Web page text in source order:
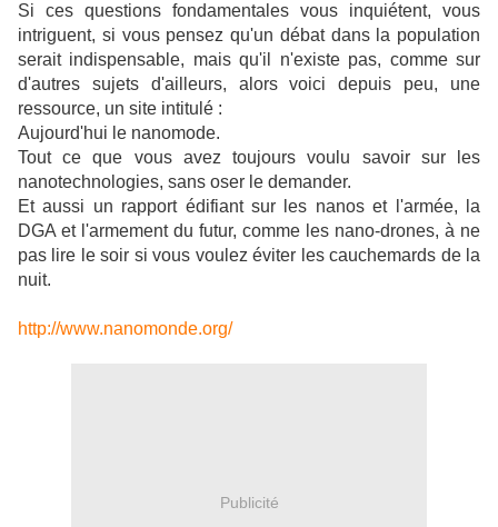
Si ces questions fondamentales vous inquiétent, vous
intriguent, si vous pensez qu'un débat dans la population
serait indispensable, mais qu'il n'existe pas, comme sur
d'autres sujets d'ailleurs, alors voici depuis peu, une
ressource, un site intitulé :
Aujourd'hui le nanomode.
Tout ce que vous avez toujours voulu savoir sur les
nanotechnologies, sans oser le demander.
Et aussi un rapport édifiant sur les nanos et l'armée, la
DGA et l'armement du futur, comme les nano-drones, à ne
pas lire le soir si vous voulez éviter les cauchemards de la
nuit.
http://www.nanomonde.org/
Publicité